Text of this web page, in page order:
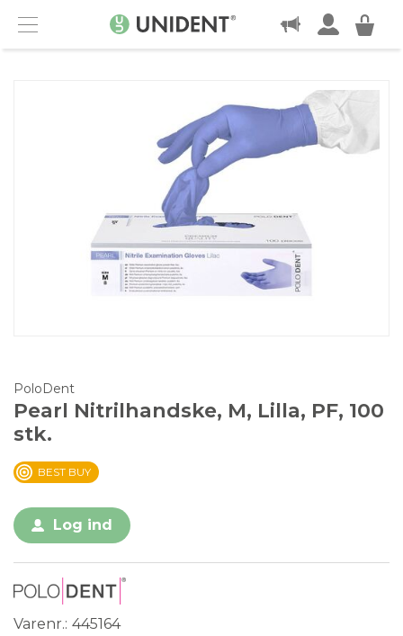
Menu
KONTAKT
PoloDent
Pearl Nitrilhandske, M, Lilla, PF, 100
stk.
BEST BUY
Log ind
Varenr. 445164